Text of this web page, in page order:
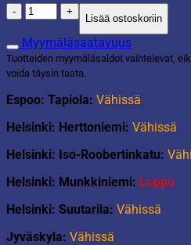
Käytävämatto
Lilly
80x250cm
beige
määrä
Lisää ostoskoriin
Myymäläsaatavuus
Tuotteiden myymäläsaldot vaihtelevat,
voida täysin taata.
Espoo: Tapiola: Vähissä
Helsinki: Herttoniemi: Vähissä
Helsinki: Iso-Roobertinkatu:
Helsinki: Munkkiniemi: Loppu
Helsinki: Suutarila: Vähissä
Jyväskyla: Vähissä